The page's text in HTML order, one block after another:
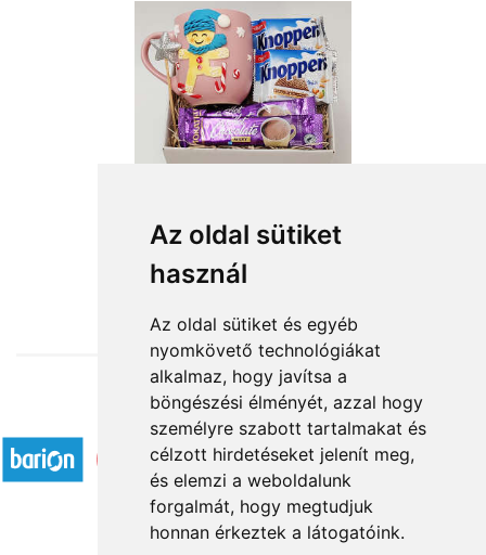
Az oldal sütiket
használ
Az oldal sütiket és egyéb
nyomkövető technológiákat
alkalmaz, hogy javítsa a
böngészési élményét, azzal hogy
személyre szabott tartalmakat és
célzott hirdetéseket jelenít meg,
és elemzi a weboldalunk
forgalmát, hogy megtudjuk
honnan érkeztek a látogatóink.
from HUF11,760
Accepted payment methods